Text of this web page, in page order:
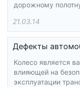
дорожному
21.03.14
Дефекты
Колесо является
влияющей на
эксплуатации